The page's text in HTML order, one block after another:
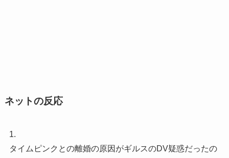
ネットの反応
1.
タイムピンクとの離婚の原因がギルスのDV疑惑だったの